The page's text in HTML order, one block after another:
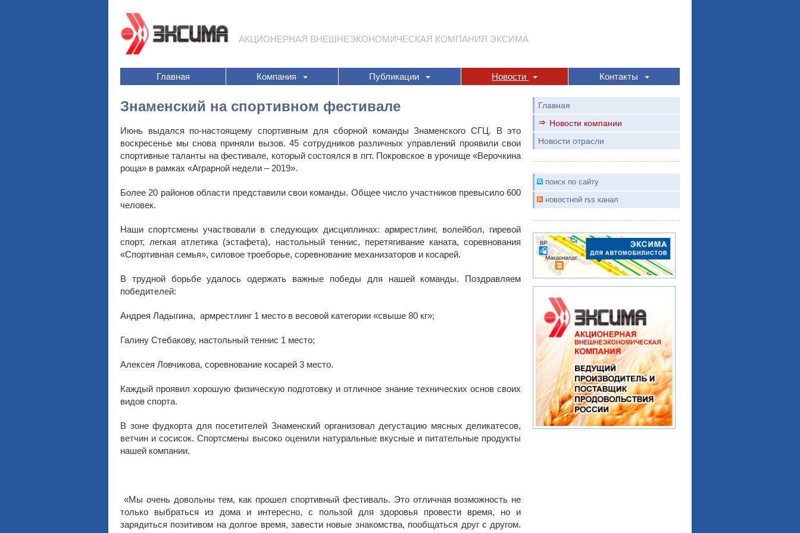
АКЦИОНЕРНАЯ ВНЕШНЕЭКОНОМИЧЕСКАЯ КОМПАНИЯ ЭКСИМА
Главная Компания Публикации Новости Контакты
Знаменский на спортивном фестивале
Июнь выдался по-настоящему спортивным для сборной команды Знаменского СГЦ. В это
воскресенье мы снова приняли вызов. 45 сотрудников различных управлений проявили свои
спортивные таланты на фестивале, который состоялся в пгт. Покровское в урочище «Верочкина
роща» в рамках «Аграрной недели – 2019».
Более 20 районов области представили свои команды. Общее число участников превысило 600
человек.
Наши спортсмены участвовали в следующих дисциплинах: армрестлинг, волейбол, гиревой
спорт, легкая атлетика (эстафета), настольный теннис, перетягивание каната, соревнования
«Спортивная семья», силовое троеборье, соревнование механизаторов и косарей.
В трудной борьбе удалось одержать важные победы для нашей команды. Поздравляем
победителей:
Андрея Ладыгина, армрестлинг 1 место в весовой категории «свыше 80 кг»;
Галину Стебакову, настольный теннис 1 место;
Алексея Ловчикова, соревнование косарей 3 место.
Каждый проявил хорошую физическую подготовку и отличное знание технических основ своих
видов спорта.
В зоне фудкорта для посетителей Знаменский организовал дегустацию мясных деликатесов,
ветчин и сосисок. Спортсмены высоко оценили натуральные вкусные и питательные продукты
нашей компании.
«Мы очень довольны тем, как прошел спортивный фестиваль. Это отличная возможность не
только выбраться из дома и интересно, с пользой для здоровья провести время, но и
зарядиться позитивом на долгое время, завести новые знакомства, пообщаться друг с другом.
Главная
Новости компании
Новости отрасли
поиск по сайту
новостной rss канал